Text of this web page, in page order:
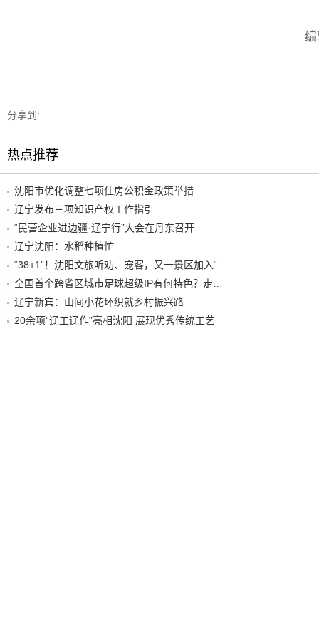
分享到:
热点推荐
沈阳市优化调整七项住房公积金政策举措
辽宁发布三项知识产权工作指引
“民营企业进边疆·辽宁行”大会在丹东召开
辽宁沈阳：水稻种植忙
辽宁新宾：山间小花环织就乡村振兴路
20余项“辽工辽作”亮相沈阳 展现优秀传统工艺